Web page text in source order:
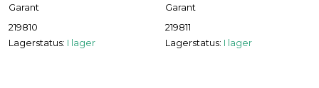
Garant
219810
Lagerstatus: I lager
Garant
219811
Lagerstatus: I lager